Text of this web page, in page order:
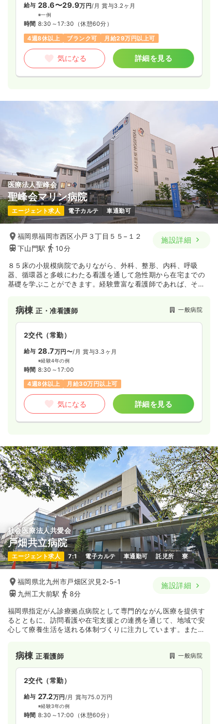
給与 28.6〜29.9万円/月 賞与3.2ヶ月
※一例
時間 8:30～17:30 （休憩60分）
4週8休以上
ブランク可 月給29万円以上可
気になる 詳細を見る
医療法人聖峰会
聖峰会マリン病院
エージェント求人 電子カルテ 車通勤可
福岡県福岡市西区小戸３丁目５５−１２
下山門駅
10分
施設詳細
８５床の小規模病院でありながら、外科、整形、内科、呼吸
器、循環器と多岐にわたる看護を通して急性期から在宅までの
基礎を学ぶことができます。経験豊富な看護師であれば、その
る環境を整えています。
病棟正・准看護師 一般病院
2交代（常勤）
給与 28.7万円〜/月 賞与3.3ヶ月
※経験4年の例
時間 8:30～17:00
4週8休以上
月給30万円以上可
気になる 詳細を見る
社会医療法人共愛会
戸畑共立病院
エージェント求人 7:1 電子カルテ 車通勤可 託児所 寮
福岡県北九州市戸畑区沢見2-5-1
九州工大前駅
8分
施設詳細
福岡県指定がん診療拠点病院として専門的ながん医療を提供す
るとともに、訪問看護や在宅支援との連携を通じて、地域で安
心して療養生活を送れる体制づくりに注力しています。また、
24時間体制で救急医療を担う地域の中核病院であり、患者さま
の人権を尊重した安心・信頼の医療提供に努めています。さら
に、災害拠点病院としてDMATを有し、実動訓練への参加を通
じて対応力の向上に取り組んでいます。加えて、認定看護師の
育成・配置にも力を入れ、専門性の高い看護の提供と教育体制
の充実を図っています。
病棟正看護師 一般病院
2交代（常勤）
給与 27.2万円/月 賞与75.0万円
※経験3年の例
時間 8:30～17:00 （休憩60分）